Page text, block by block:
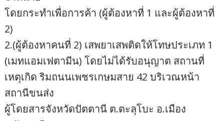
โดยกระทำเพื่อการค้า (ผู้ต้องหาที่ 1 และผู้ต้องหาที่
2)
2.(ผู้ต้องหาคนที่ 2) เสพยาเสพติดให้โทษประเภท 1
(เมทแอมเฟตามีน) โดยไม่ได้รับอนุญาต สถานที่
เหตุเกิด ริมถนนเพชรเกษมสาย 42 บริเวณหน้า
สถานีขนส่ง
ผู้โดยสารจังหวัดปัตตานี ต.ตะลุโบะ อ.เมือง